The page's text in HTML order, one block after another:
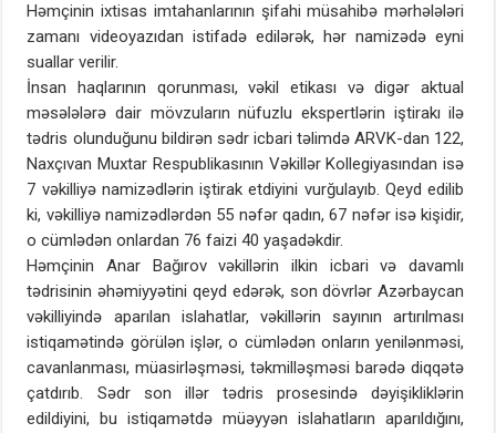
Həmçinin ixtisas imtahanlarının şifahi müsahibə mərhələləri
zamanı videoyazıdan istifadə edilərək, hər namizədə eyni
suallar verilir.
İnsan haqlarının qorunması, vəkil etikası və digər aktual
məsələlərə dair mövzuların nüfuzlu ekspertlərin iştirakı ilə
tədris olunduğunu bildirən sədr icbari təlimdə ARVK-dan 122,
Naxçıvan Muxtar Respublikasının Vəkillər Kollegiyasından isə
7 vəkilliyə namizədlərin iştirak etdiyini vurğulayıb. Qeyd edilib
ki, vəkilliyə namizədlərdən 55 nəfər qadın, 67 nəfər isə kişidir,
o cümlədən onlardan 76 faizi 40 yaşadəkdir.
Həmçinin Anar Bağırov vəkillərin ilkin icbari və davamlı
tədrisinin əhəmiyyətini qeyd edərək, son dövrlər Azərbaycan
vəkilliyində aparılan islahatlar, vəkillərin sayının artırılması
istiqamətində görülən işlər, o cümlədən onların yenilənməsi,
cavanlanması, müasirləşməsi, təkmilləşməsi barədə diqqətə
çatdırıb. Sədr son illər tədris prosesində dəyişikliklərin
edildiyini, bu istiqamətdə müəyyən islahatların aparıldığını,